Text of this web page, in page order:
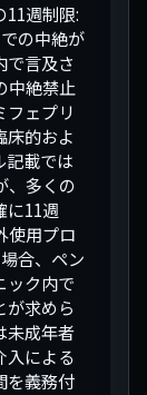
週制限:
の中絶が
で言及さ
中絶禁止
フェプリ
床的およ
記載では
、多くの
に11週
使用プロ
合、ペン
ック内で
が求めら
未成年者
入による
を義務付